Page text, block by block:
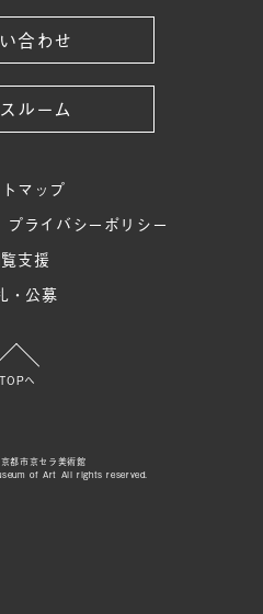
合わせ
ルーム
マップ
ライバシーポリシー
支援
・公募
TOPへ
都市京セラ美術館
of Art All rights reserved.